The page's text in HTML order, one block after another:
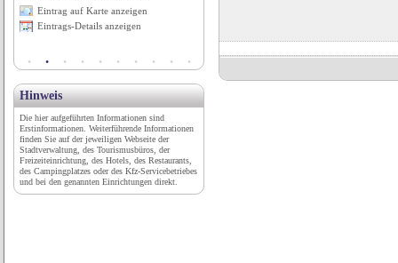
Eintrag auf Karte anzeigen
Eintrags-Details anzeigen
Hinweis
Die hier aufgeführten Informationen sind
Erstinformationen. Weiterführende Informationen
finden Sie auf der jeweiligen Webseite der
Stadtverwaltung, des Tourismusbüros, der
Freizeiteinrichtung, des Hotels, des Restaurants,
des Campingplatzes oder des Kfz-Servicebetriebes
und bei den genannten Einrichtungen direkt.